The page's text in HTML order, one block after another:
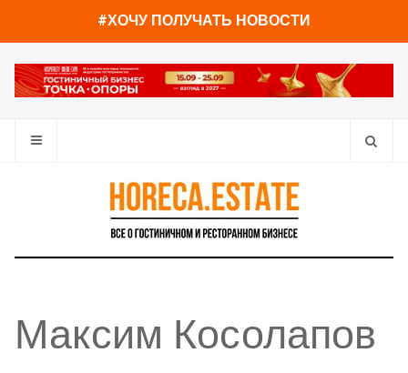
#ХОЧУ ПОЛУЧАТЬ НОВОСТИ
Максим Косолапов